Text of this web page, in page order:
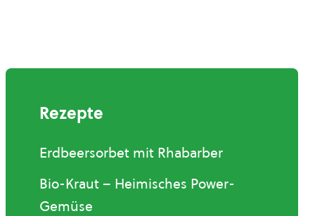
Rezepte
Erdbeersorbet mit Rhabarber
Bio-Kraut – Heimisches Power-
Gemüse